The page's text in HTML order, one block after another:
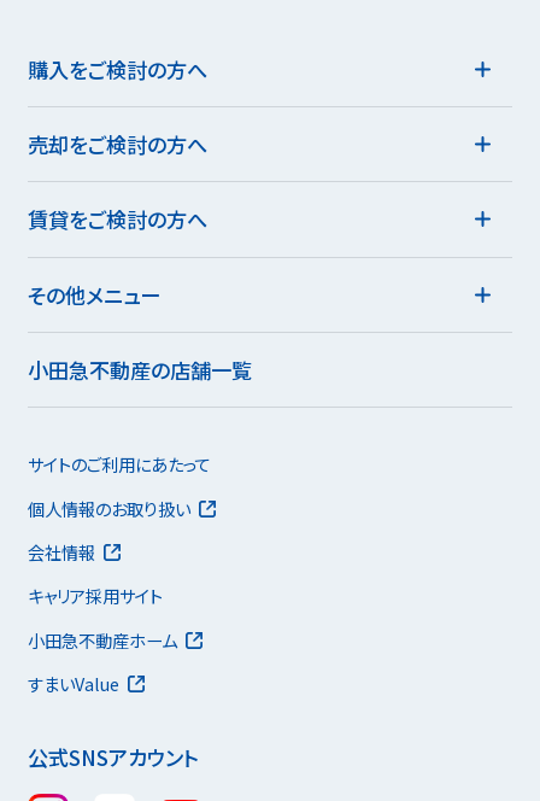
購入をご検討の方へ
売却をご検討の方へ
賃貸をご検討の方へ
その他メニュー
小田急不動産の店舗一覧
公式SNSアカウント
サイトのご利用にあたって
個人情報のお取り扱い
会社情報
キャリア採用サイト
小田急不動産ホーム
すまいValue